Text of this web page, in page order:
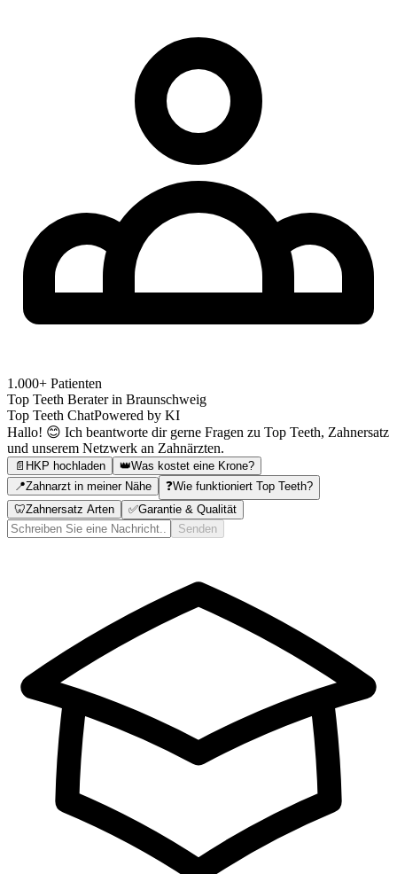
1.000+ Patienten
Top Teeth Berater in Braunschweig
Top Teeth ChatPowered by KI
Hallo! 😊 Ich beantworte dir gerne Fragen zu Top Teeth, Zahnersatz
und unserem Netzwerk an Zahnärzten.
📄 HKP hochladen 👑Was kostet eine Krone?
📍Zahnarzt in meiner Nähe ❓Wie funktioniert Top Teeth?
🦷Zahnersatz Arten ✅Garantie & Qualität
Senden